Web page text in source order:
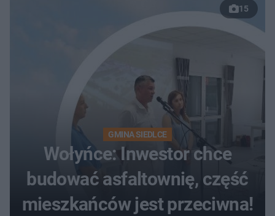
wybrzeża
15
GMINA SIEDLCE
Wołyńce: Inwestor chce
budować asfaltownię, część
mieszkańców jest przeciwna!